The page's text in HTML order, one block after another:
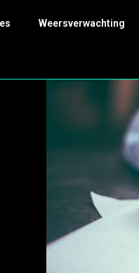
Weersverwachting